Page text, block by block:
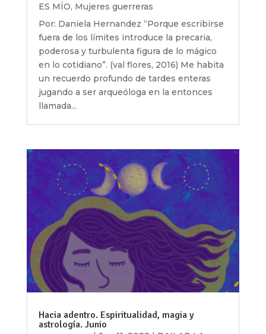
ES MÍO, Mujeres guerreras
Por: Daniela Hernandez “Porque escribirse
fuera de los límites introduce la precaria,
poderosa y turbulenta figura de lo mágico
en lo cotidiano”. (val flores, 2016) Me habita
un recuerdo profundo de tardes enteras
jugando a ser arqueóloga en la entonces
llamada...
Hacia adentro. Espiritualidad, magia y
astrología. Junio